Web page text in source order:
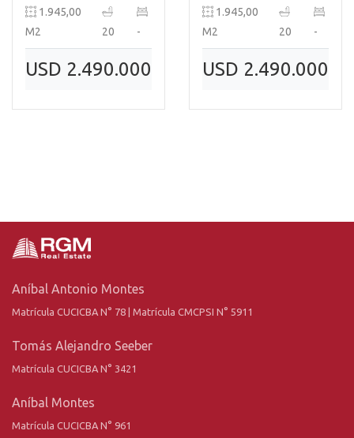
1.945,00
M2
20 -
USD 2.490.000
1.945,00
M2
20 -
USD 2.490.000
Aníbal Antonio Montes
Matrícula CUCICBA N° 78 | Matrícula CMCPSI N° 5911
Tomás Alejandro Seeber
Matrícula CUCICBA N° 3421
Aníbal Montes
Matrícula CUCICBA N° 961